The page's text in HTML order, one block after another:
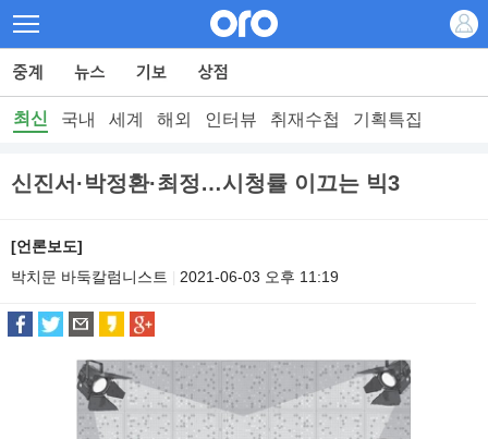
최신 국내 세계 해외 인터뷰 취재수첩 기획특집
신진서·박정환·최정…시청률 이끄는 빅3
[언론보도]
박치문 바둑칼럼니스트
2021-06-03 오후 11:19